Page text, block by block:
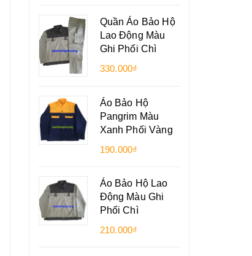
Quần Áo Bảo Hộ
Lao Động Màu
Ghi Phối Chì
330.000₫
Áo Bảo Hộ
Pangrim Màu
Xanh Phối Vàng
190.000₫
Áo Bảo Hộ Lao
Động Màu Ghi
Phối Chì
210.000₫